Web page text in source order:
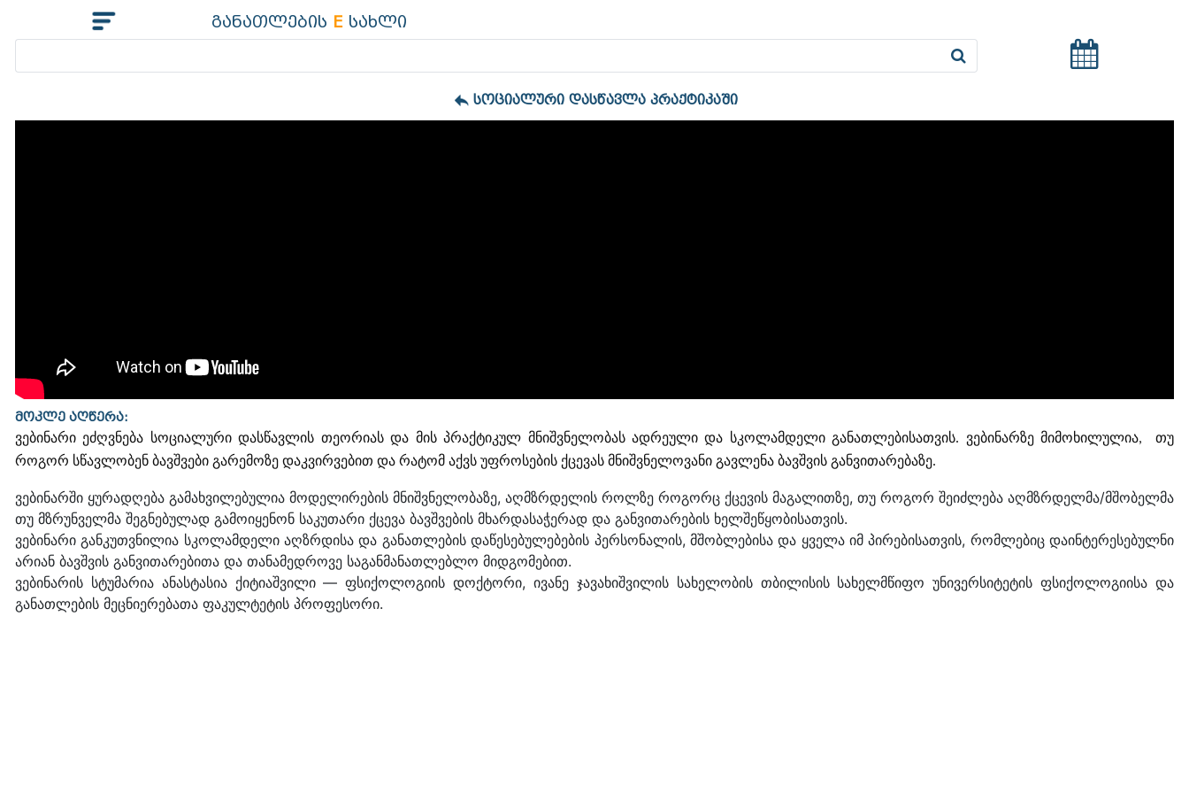
განათლების Eსახლი
სოციალური დასწავლა პრაქტიკაში
მოკლე აღწერა:
ვებინარი ეძღვნება სოციალური დასწავლის თეორიას და მის პრაქტიკულ მნიშვნელობას ადრეული და სკოლამდელი განათლებისათვის. ვებინარზე მიმოხილულია,  თუ
როგორ სწავლობენ ბავშვები გარემოზე დაკვირვებით და რატომ აქვს უფროსების ქცევას მნიშვნელოვანი გავლენა ბავშვის განვითარებაზე.
ვებინარში ყურადღება გამახვილებულია მოდელირების მნიშვნელობაზე, აღმზრდელის როლზე როგორც ქცევის მაგალითზე, თუ როგორ შეიძლება აღმზრდელმა/მშობელმა
თუ მზრუნველმა შეგნებულად გამოიყენონ საკუთარი ქცევა ბავშვების მხარდასაჭერად და განვითარების ხელშეწყობისათვის.
ვებინარი განკუთვნილია სკოლამდელი აღზრდისა და განათლების დაწესებულებების პერსონალის, მშობლებისა და ყველა იმ პირებისათვის, რომლებიც დაინტერესებულნი
არიან ბავშვის განვითარებითა და თანამედროვე საგანმანათლებლო მიდგომებით.
ვებინარის სტუმარია ანასტასია ქიტიაშვილი — ფსიქოლოგიის დოქტორი, ივანე ჯავახიშვილის სახელობის თბილისის სახელმწიფო უნივერსიტეტის ფსიქოლოგიისა და
განათლების მეცნიერებათა ფაკულტეტის პროფესორი.